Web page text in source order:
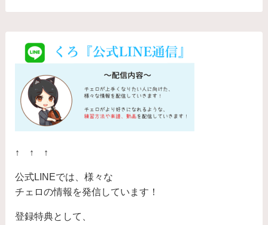
↑ ↑ ↑
公式LINEでは、様々な
チェロの情報を発信しています！
登録特典として、